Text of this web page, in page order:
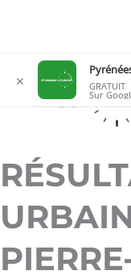
contenu
✕ GRATUIT
Sur